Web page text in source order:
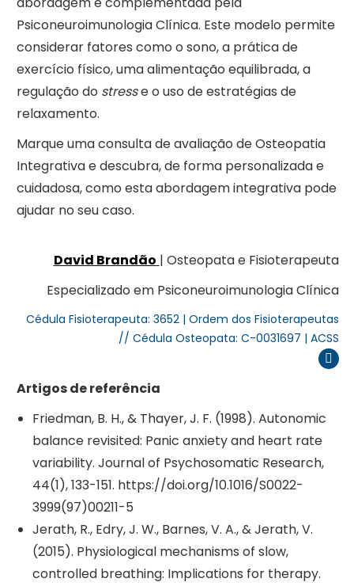
Psiconeuroimunologia Clínica. Este modelo permite
considerar fatores como o sono, a prática de
exercício físico, uma alimentação equilibrada, a
regulação do stresse o uso de estratégias de
relaxamento.
Marque uma consulta de avaliação de Osteopatia
Integrativa e descubra, de forma personalizada e
cuidadosa, como esta abordagem integrativa pode
ajudar no seu caso.
David Brandão | Osteopata e Fisioterapeuta
Especializado em Psiconeuroimunologia Clínica
Cédula Fisioterapeuta: 3652 | Ordem dos Fisioterapeutas
// Cédula Osteopata: C-0031697 | ACSS
Artigos de referência
Friedman, B. H., & Thayer, J. F. (1998). Autonomic
balance revisited: Panic anxiety and heart rate
variability. Journal of Psychosomatic Research,
44(1), 133-151. https://doi.org/10.1016/S0022-
3999(97)00211-5
Jerath, R., Edry, J. W., Barnes, V. A., & Jerath, V.
(2015). Physiological mechanisms of slow,
controlled breathing: Implications for therapy.